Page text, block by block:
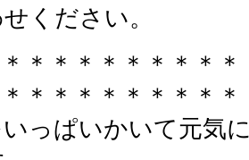
ください。
＊＊＊＊＊＊＊＊
＊＊＊＊＊＊＊＊＊
っぱいかいて元気